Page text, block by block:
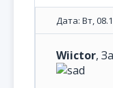
Дата: Вт,
Wiictor,